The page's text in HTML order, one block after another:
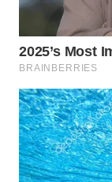
WAHANA
LISTRIK
WAHANA
TRAVEL
WAHANA
TV